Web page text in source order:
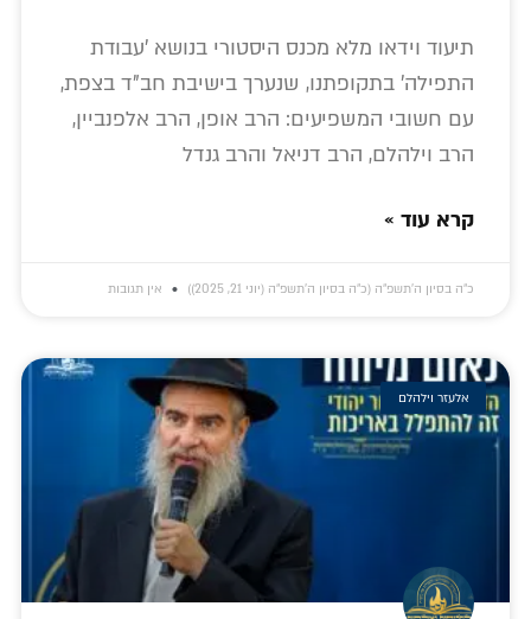
תיעוד וידאו מלא מכנס היסטורי בנושא 'עבודת
התפילה' בתקופתנו, שנערך בישיבת חב"ד בצפת,
עם חשובי המשפיעים: הרב אופן, הרב אלפנביין,
הרב וילהלם, הרב דניאל והרב גנדל
קרא עוד »
כ״ה בסיון ה׳תשפ״ה (כ״ה בסיון ה׳תשפ״ה (יוני 21, 2025)) אין תגובות
אלעזר וילהלם